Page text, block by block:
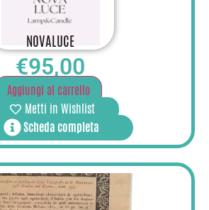
NOVALUCE
€95,00
Aggiungi al carrello
Metti in Wishlist
Scheda completa